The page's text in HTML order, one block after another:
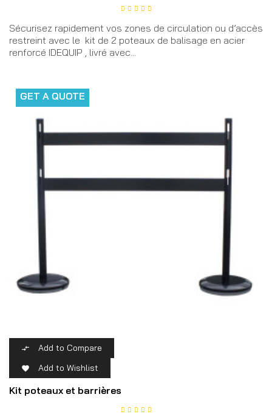
Sécurisez rapidement vos zones de circulation ou d’accès
restreint avec le kit de 2 poteaux de balisage en acier
renforcé IDEQUIP , livré avec...
GET A QUOTE
 Add to Compare
 Add to Wishlist
Kit poteaux et barrières